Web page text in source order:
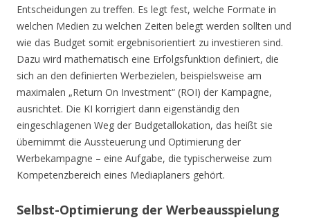
Entscheidungen zu treffen. Es legt fest, welche Formate in
welchen Medien zu welchen Zeiten belegt werden sollten und
wie das Budget somit ergebnisorientiert zu investieren sind.
Dazu wird mathematisch eine Erfolgsfunktion definiert, die
sich an den definierten Werbezielen, beispielsweise am
maximalen „Return On Investment“ (ROI) der Kampagne,
ausrichtet. Die KI korrigiert dann eigenständig den
eingeschlagenen Weg der Budgetallokation, das heißt sie
übernimmt die Aussteuerung und Optimierung der
Werbekampagne – eine Aufgabe, die typischerweise zum
Kompetenzbereich eines Mediaplaners gehört.
Selbst-Optimierung der Werbeausspielung